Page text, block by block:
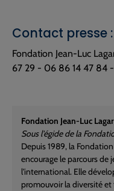
Contact presse :
Fondation Jean-Luc
67 29 - 06 86 14 47 84 -
Fondation Jean-Luc
Sous l'égide de la
Depuis 1989, la
encourage le parcours de
l'international. Elle
promouvoir la diversité et